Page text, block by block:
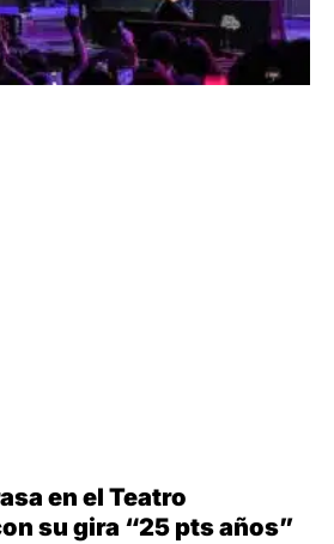
en el Teatro
su gira “25 pts años”